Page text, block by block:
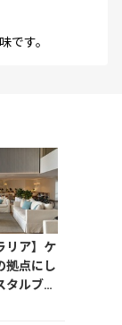
です。
リア】ケ
拠点にし
タルブル
ョン